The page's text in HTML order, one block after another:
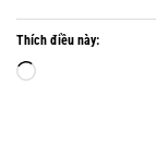
Thích điều này:
Đang